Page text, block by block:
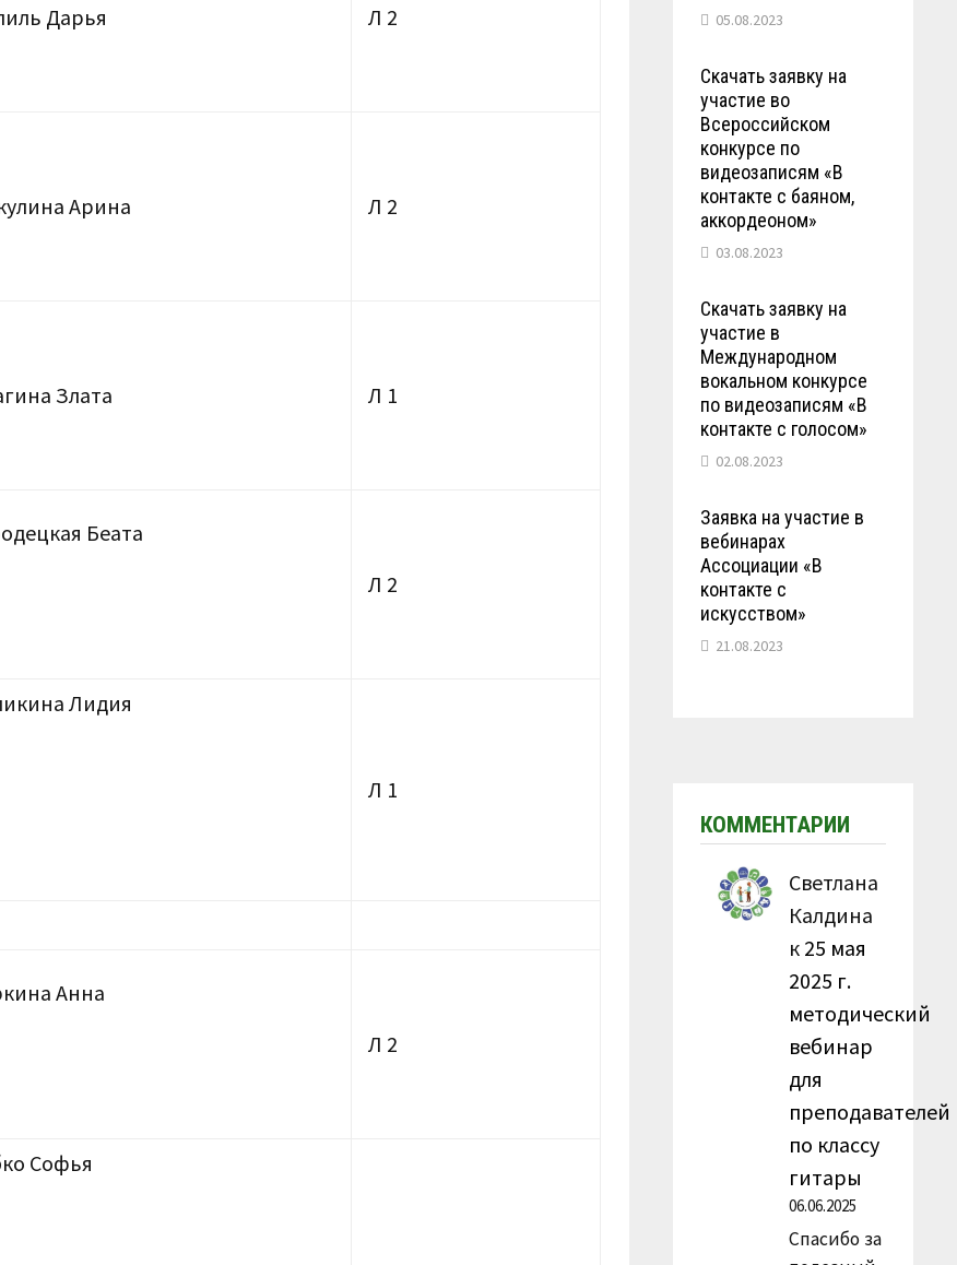
Дарья Л 2
Арина Л 2
Злата Л 1
Беата
Л 2
Лидия
Л 1
Анна
Л 2
Софья
05.08.2023
Скачать заявку на
участие во
Всероссийском
конкурсе по
видеозаписям «В
контакте с баяном,
аккордеоном»
03.08.2023
Скачать заявку на
участие в
Международном
вокальном конкурсе
по видеозаписям «В
контакте с голосом»
02.08.2023
Заявка на участие в
вебинарах
Ассоциации «В
контакте с
искусством»
21.08.2023
КОММЕНТАРИИ
Светлана
Калдина
к 25 мая
2025 г.
методический
вебинар
для
преподавателей
по классу
гитары
06.06.2025
Спасибо за